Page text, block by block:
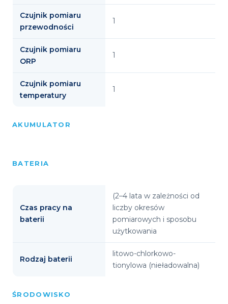
Czujnik pomiaru
przewodności
1
Czujnik pomiaru
ORP
1
Czujnik pomiaru
temperatury
1
AKUMULATOR
BATERIA
Czas pracy na
baterii
(2–4 lata w zależności od
liczby okresów
pomiarowych i sposobu
użytkowania
Rodzaj baterii
litowo-chlorkowo-
tionylowa (nieładowalna)
ŚRODOWISKO